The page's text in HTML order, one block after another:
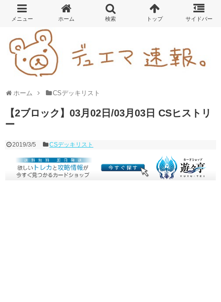
ホーム CSデッキリスト
【2ブロック】03月02日/03月03日 CSヒストリ
ー
2019/3/5 CSデッキリスト